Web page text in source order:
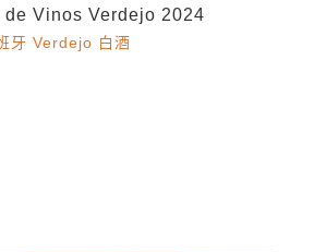
Vinos Verdejo 2024
牙 Verdejo 白酒